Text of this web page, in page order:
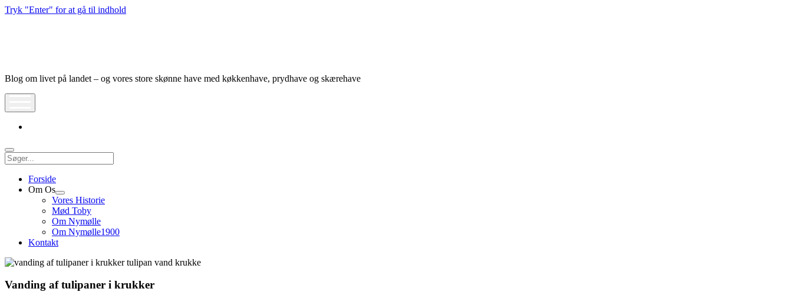
Tryk "Enter" for at gå til indhold
Blog om livet på landet – og vores store skønne have med køkkenhave, prydhave og skærehave
Søg
Forside
Om Os
Åbn
dropdown
meny
Vores Historie
Mød Toby
Om Nymølle
Om Nymølle1900
Kontakt
Vanding af tulipaner i krukker